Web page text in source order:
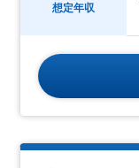
想定年収